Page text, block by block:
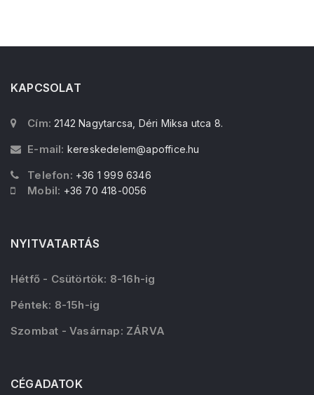
KAPCSOLAT
Cím: 2142 Nagytarcsa, Déri Miksa utca 8.
E-mail: kereskedelem@apoffice.hu
Telefon: +36 1 999 6346
Mobil: +36 70 418-0056
NYITVATARTÁS
Hétfő - Csütörtök: 8-16h-ig
Péntek: 8-15h-ig
Szombat - Vasárnap: ZÁRVA
CÉGADATOK